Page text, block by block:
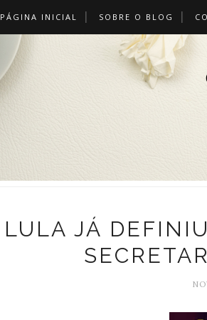
PÁGINA INICIAL SOBRE O BLOG
LULA JÁ